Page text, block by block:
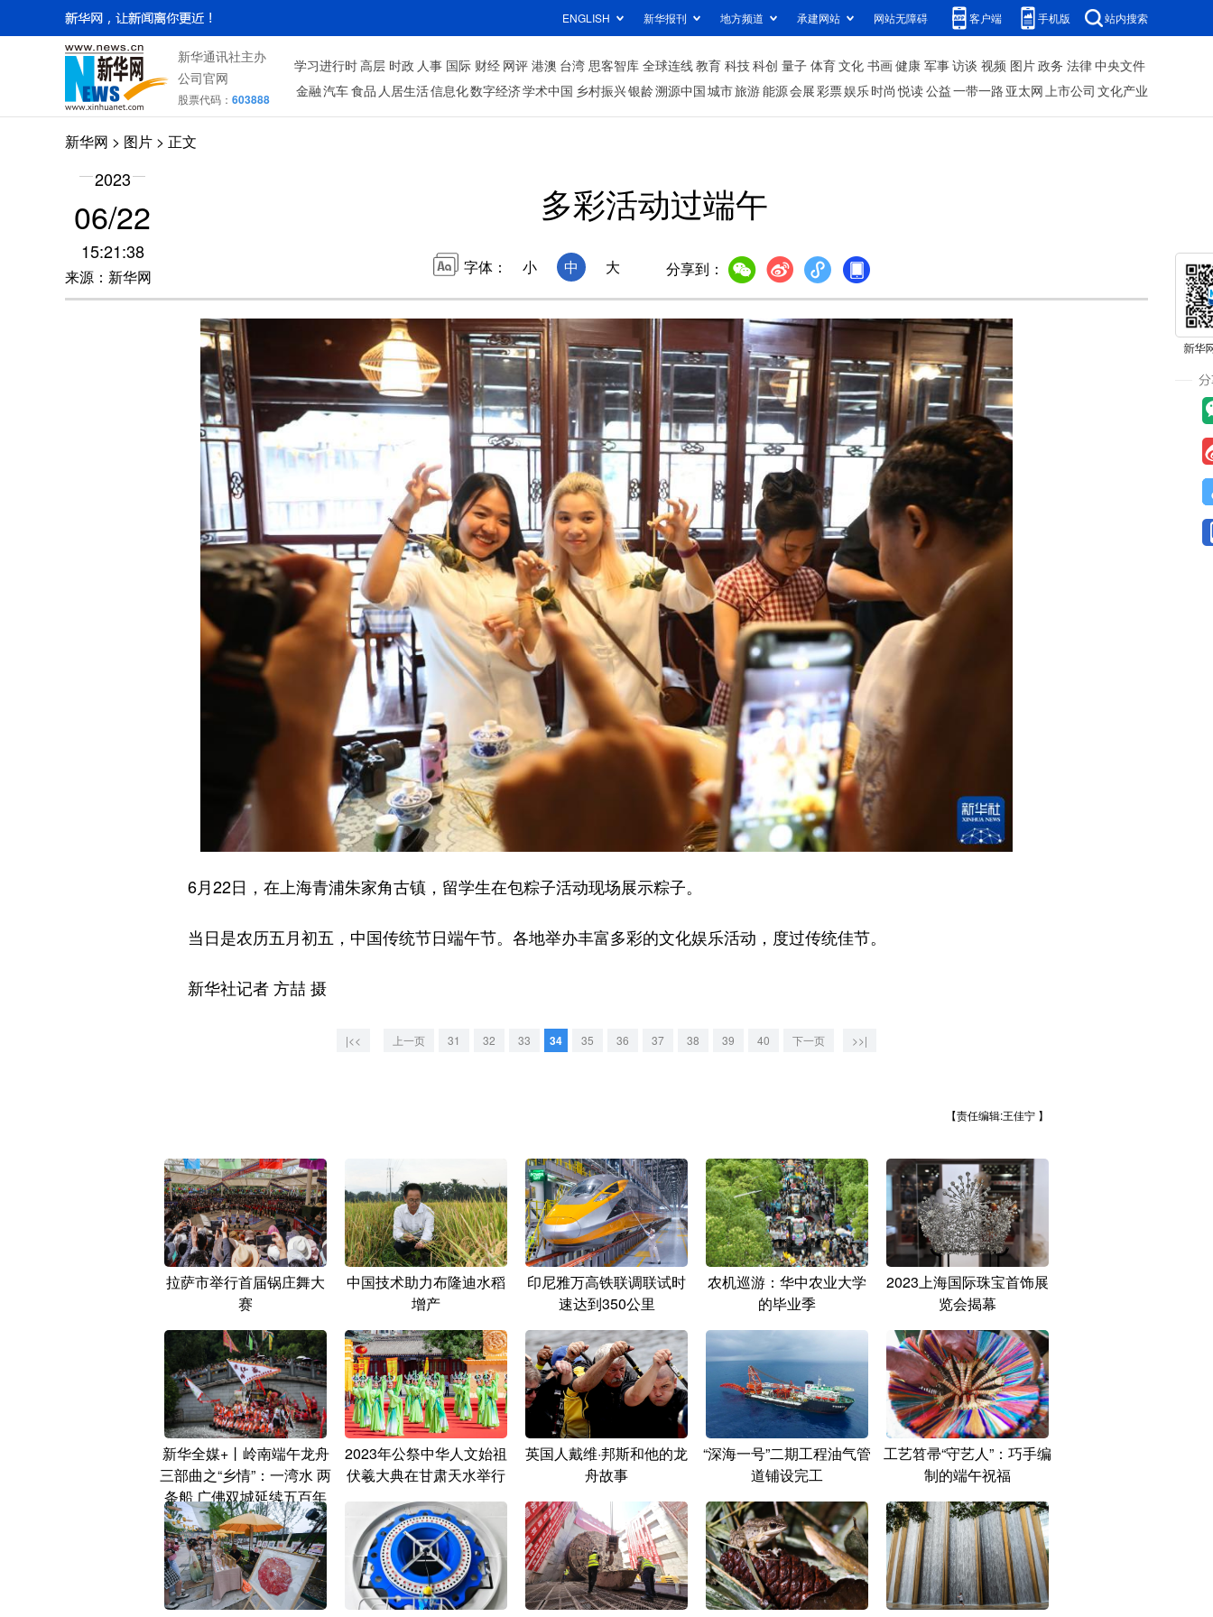
ENGLISH 新华报刊 地方频道 承建网站 网站无障碍 客户端 手机版 站内搜索
新华通讯社主办
公司官网
股票代码： 603888
学习进行时高层 时政 人事 国际 财经 网评 港澳 台湾 思客智库 全球连线教育 科技科创 量子 体育文化 书画健康 军事访谈 视频 图片政务 法律中央文件
金融汽车食品 人居生活信息化数字经济学术中国 乡村振兴银龄溯源中国城市旅游能源会展彩票娱乐时尚 悦读公益一带一路 亚太网上市公司 文化产业
新华网 > 图片 > 正文
2023
06/22
15:21:38
来源：新华网
多彩活动过端午
字体： 小 中 大 分享到：
6月22日，在上海青浦朱家角古镇，留学生在包粽子活动现场展示粽子。
当日是农历五月初五，中国传统节日端午节。各地举办丰富多彩的文化娱乐活动，度过传统佳节。
新华社记者 方喆 摄
|<< 上一页 31 32 33 34 35 36 37 38 39 40 下一页 >>|
【责任编辑:王佳宁 】
拉萨市举行首届锅庄舞大
赛
中国技术助力布隆迪水稻
增产
印尼雅万高铁联调联试时
速达到350公里
农机巡游：华中农业大学
的毕业季
2023上海国际珠宝首饰展
览会揭幕
新华全媒+丨岭南端午龙舟
三部曲之“乡情”：一湾水 两
条船 广佛双城延续五百年
的乡情
2023年公祭中华人文始祖
伏羲大典在甘肃天水举行
英国人戴维·邦斯和他的龙
舟故事
“深海一号”二期工程油气管
道铺设完工
工艺笤帚“守艺人”：巧手编
制的端午祝福